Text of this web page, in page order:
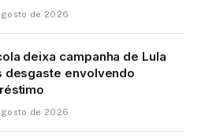
de 2026
deixa campanha de Lula
desgaste envolvendo
de 2026